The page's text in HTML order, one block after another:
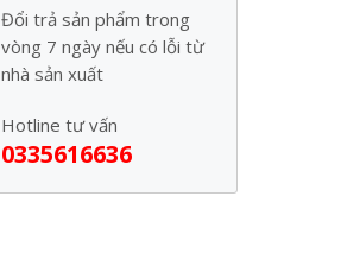
Đổi trả sản phẩm trong
vòng 7 ngày nếu có lỗi từ
nhà sản xuất
Hotline tư vấn
0335616636